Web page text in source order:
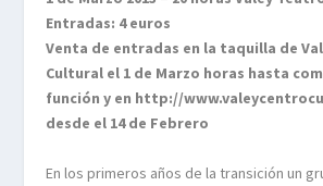
Entradas: 4 euros
Venta de entradas en la taquilla de
Cultural el 1 de Marzo horas hasta
función y en http://
desde el 14 de Febrero
En los primeros años de la transición un